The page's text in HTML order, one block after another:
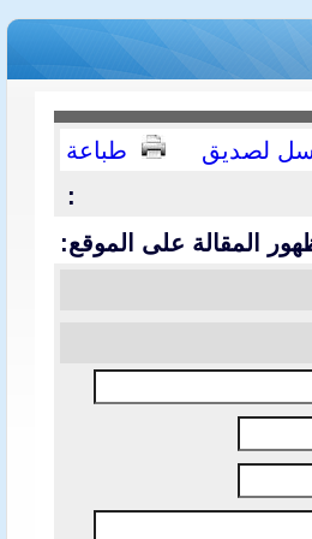
لصديق
طباعة
:
المقالة على الموقع: